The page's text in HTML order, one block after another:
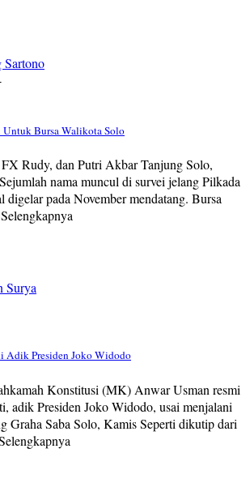
Sartono
Bursa Walikota Solo
Rudy, dan Putri Akbar Tanjung Solo,
nama muncul di survei jelang Pilkada
pada November mendatang. Bursa
Surya
Adik Presiden Joko Widodo
Konstitusi (MK) Anwar Usman resmi
adik Presiden Joko Widodo, usai menjalani
Graha Saba Solo, Kamis Seperti dikutip dari